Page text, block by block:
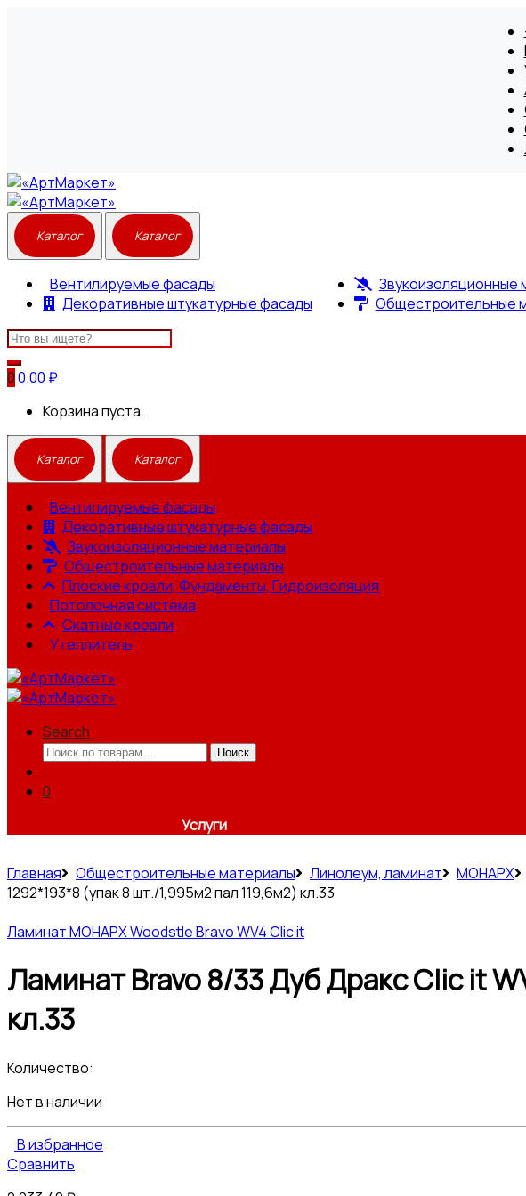
Вентилируемые фасады
Декоративные штукатурные фасады
Звукоизоляционные
Общестроительные
Search
for:
00.00 ₽
Корзина пуста.
Вентилируемые фасады
Декоративные штукатурные фасады
Звукоизоляционные материалы
Общестроительные материалы
Плоские кровли, Фундаменты, Гидроизоляция
Потолочная система
Скатные кровли
Утеплитель
Search
Искать:
Поиск
0
Услуги
Главная Общестроительные материалы Линолеум, ламинат МОНАРХ
1292*193*8 (упак 8 шт./1,995м2 пал 119,6м2) кл.33
Ламинат МОНАРХ Woodstle Bravo WV4 Clic it
Ламинат Bravo 8/33 Дуб Дракс Clic it
кл.33
Количество:
Нет в наличии
В избранное
Сравнить